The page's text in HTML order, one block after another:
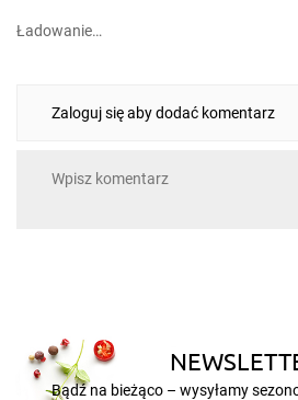
Ładowanie…
Zaloguj się aby dodać komentarz
Bądź na bieżąco – wysyłamy